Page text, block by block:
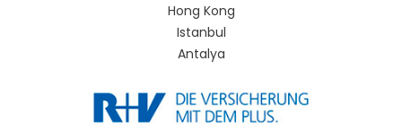
Hong Kong
Istanbul
Antalya